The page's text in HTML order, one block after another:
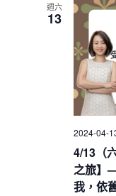
週六
13
4/13（
之旅】
我，依
2024-04-